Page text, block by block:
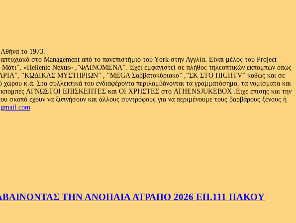
το 1973.
στο Management από το πανεπιστήμιο του Υork στην Αγγλία. Είναι μέλος του Project
Μάτι”, «Hellenic Nexus» ,”ΦΑΙΝΟΜΕΝΑ”. Έχει εμφανιστεί σε πλήθος τηλεοπτικών εκπομπών όπως
ΜΥΣΤΗΡΙΩΝ” , “MEGA Σαββατοκύριακο” ,”ΣΚ ΣΤΟ HIGHTV” καθώς και σε
κ.ά. Στα συλλεκτικά του ενδιαφέροντα περιλαμβάνονται τα γραμματόσημα, τα νομίσματα και
εκπομπές ΑΓΝΩΣΤΟΙ ΕΠΙΣΚΕΠΤΕΣ και ΟΙ ΧΡΗΣΤΕΣ στο ATHENSJUKEBOX .Ειχε επισης και την
έχουν να ξυπνήσουν και άλλους συντρόφους για να περιμένουμε τους βαρβάρους ξένους ή
ΤΗΝ ΑΝΟΠΑΙΑ ΑΤΡΑΠΟ 2026 ΕΠ.111 ΠΑΚΟΥ